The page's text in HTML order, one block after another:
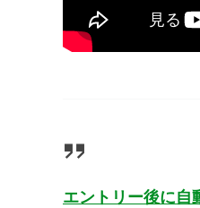
エントリー後に自